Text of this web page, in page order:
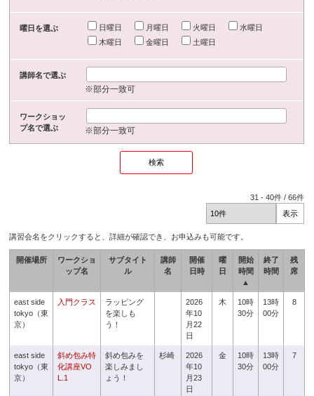
曜日を選ぶ 日曜日 月曜日 火曜日
水曜日
木曜日
金曜日 土曜日
講師名で選ぶ
※部分一致可
ワークショッ
プ名で選ぶ
※部分一致可
31 -40件 /66件
講習会名をクリックすると、詳細が確認でき、お申込みも可能です。
開催場所
ワークショ
ップ名
サブタイト
ル
講師
名
開催
日時
曜
日
開始
時間
▲
終了
時間
残
席
east side
tokyo（東
京）
入門クラス
ラッピング
を楽しも
う！
2026
年10
月22
日
木
10時
30分
13時
00分
8
east side
tokyo（東
京）
斜め包み特
化講座VO
L.1
斜め包みを
楽しみまし
ょう！
杉崎
2026
年10
月23
日
金
10時
30分
13時
00分
7